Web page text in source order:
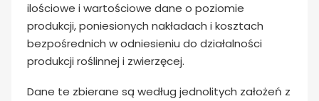
ilościowe i wartościowe dane o poziomie
produkcji, poniesionych nakładach i kosztach
bezpośrednich w odniesieniu do działalności
produkcji roślinnej i zwierzęcej.
Dane te zbierane są według jednolitych założeń z